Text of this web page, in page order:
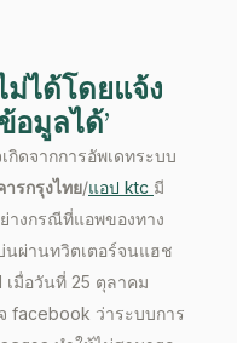
ม่ได้โดยแจ้ง
อมูลได้’
กิดจากการอัพเดทระบบ
รกรุงไทย/แอป ktc มี
างกรณีที่แอพของทาง
ผ่านทวิตเตอร์จนแฮช
เมื่อวันที่ 25 ตุลาคม
facebook ว่าระบบการ